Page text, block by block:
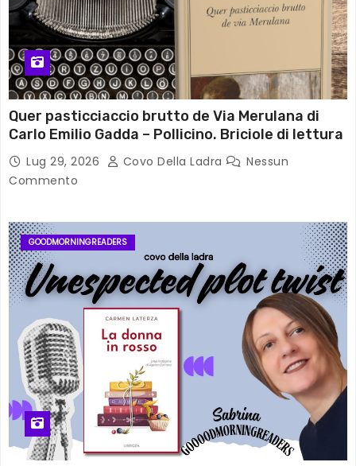
Quer pasticciaccio brutto de Via Merulana di
Carlo Emilio Gadda – Pollicino. Briciole di lettura
Lug 29, 2026 Covo Della Ladra
Nessun
Commento
GOODMORNINGREADERS